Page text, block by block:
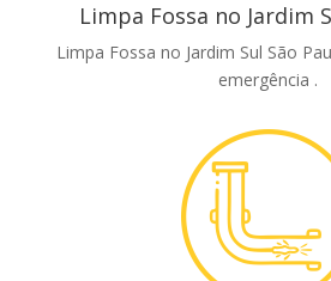
Limpa Fossa no Jardim
Limpa Fossa no Jardim Sul São
emergência .